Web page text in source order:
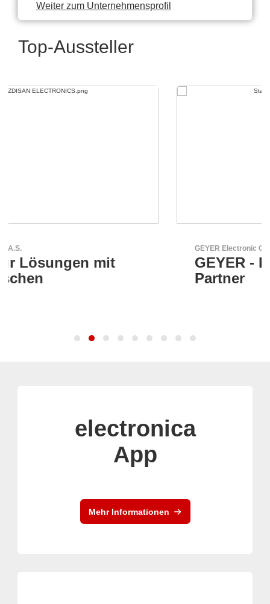
Weiter zum Unternehmensprofil
Top-Aussteller
GEYER - Ihr zuverlässiger
electronica
App
Mehr Informationen